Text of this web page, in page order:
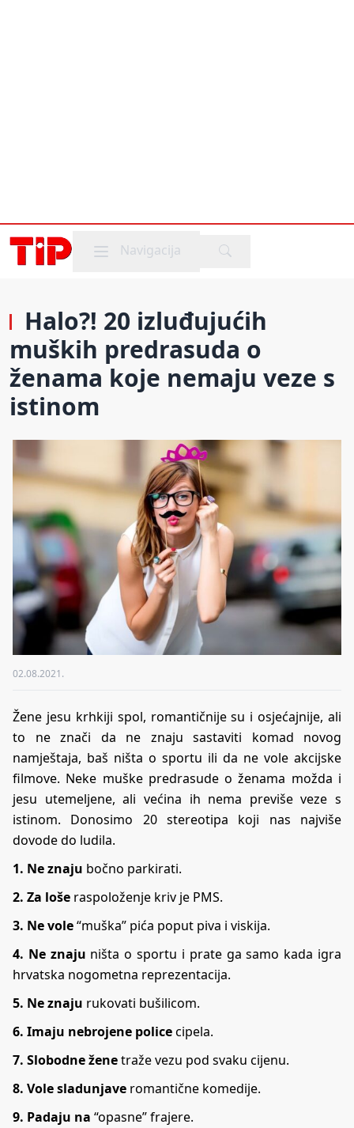
Mobile menu
Navigacija
Halo?! 20 izluđujućih
muških predrasuda o
ženama koje nemaju veze s
istinom
02.08.2021.
Žene jesu krhkiji spol, romantičnije su i osjećajnije, ali
to ne znači da ne znaju sastaviti komad novog
namještaja, baš ništa o sportu ili da ne vole akcijske
filmove. Neke muške predrasude o ženama možda i
jesu utemeljene, ali većina ih nema previše veze s
istinom. Donosimo 20 stereotipa koji nas najviše
dovode do ludila.
1. Ne znaju bočno parkirati.
2. Za loše raspoloženje kriv je PMS.
3. Ne vole“muška” pića poput piva i viskija.
4. Ne znaju ništa o sportu i prate ga samo kada igra
hrvatska nogometna reprezentacija.
5. Ne znaju rukovati bušilicom.
6. Imaju nebrojene policecipela.
7. Slobodne ženetraže vezu pod svaku cijenu.
8. Vole sladunjave romantične komedije.
9. Padaju na “opasne” frajere.